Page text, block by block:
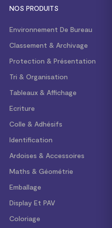
NOS PRODUITS
Environnement De Bureau
Classement & Archivage
Protection & Présentation
Tri & Organisation
Tableaux & Affichage
Ecriture
Colle & Adhésifs
Identification
Ardoises & Accessoires
Maths & Géométrie
Emballage
Display Et PAV
Coloriage